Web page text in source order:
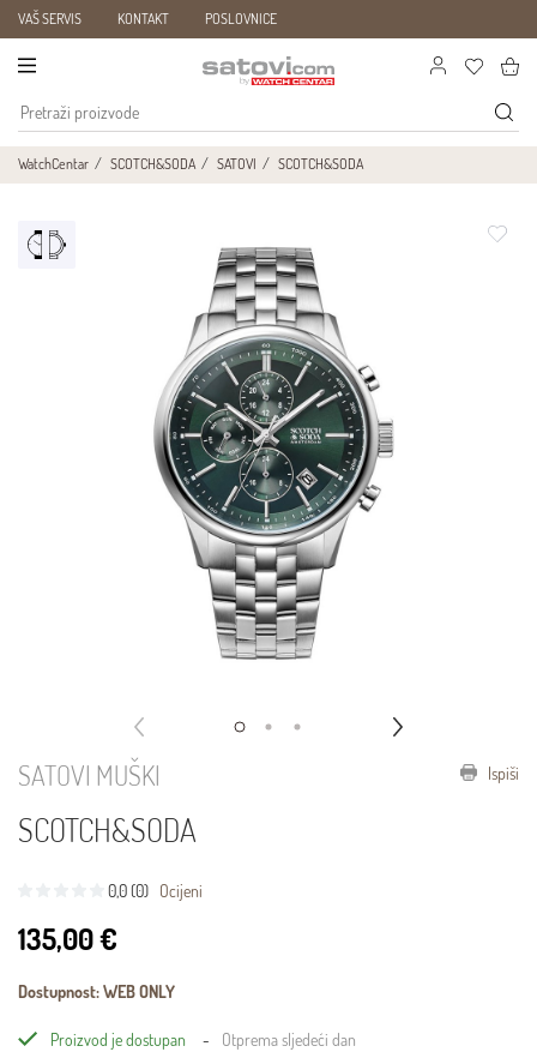
VAŠ SERVIS KONTAKT POSLOVNICE
WatchCentar SCOTCH&SODA SATOVI SCOTCH&SODA
Ispiši
SATOVI MUŠKI
SCOTCH&SODA
0,0 (0) Ocijeni
135,00 €
Dostupnost: WEB ONLY
Proizvod je dostupan Otprema sljedeći dan